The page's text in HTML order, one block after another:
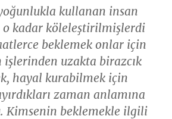
kullanan insan
o kadar köleleştirilmişlerdi
beklemek onlar için
işlerinden uzakta birazcık
hayal kurabilmek için
zaman anlamına
Kimsenin beklemekle ilgili